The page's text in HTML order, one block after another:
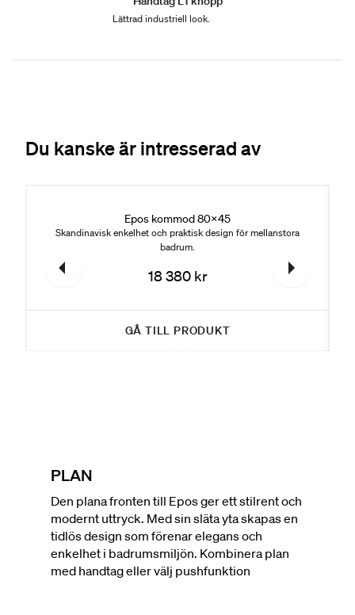
Lättrad industriell look.
Du kanske är intresserad av
Epos kommod 80x45
Skandinavisk enkelhet och praktisk design för mellanstora
badrum.
18 380 kr
GÅ TILL PRODUKT
PLAN
Den plana fronten till Epos ger ett stilrent och
modernt uttryck. Med sin släta yta skapas en
tidlös design som förenar elegans och
enkelhet i badrumsmiljön. Kombinera plan
med handtag eller välj pushfunktion